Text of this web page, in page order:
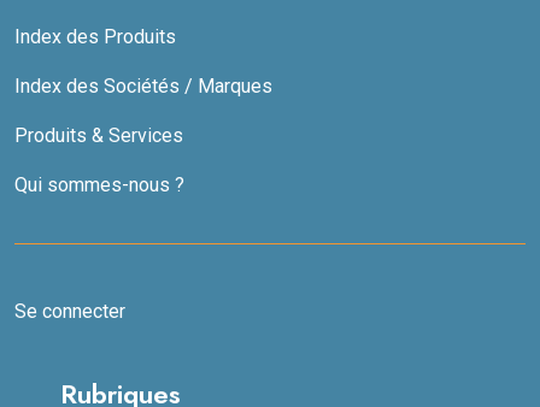
Index des Produits
Index des Sociétés / Marques
Produits & Services
Qui sommes-nous ?
Se connecter
Rubriques